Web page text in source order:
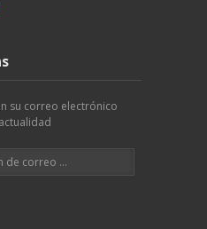
su correo electrónico